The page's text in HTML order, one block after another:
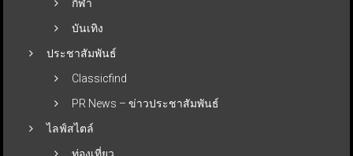
กีฬา
บันเทิง
ประชาสัมพันธ์
Classicfind
PR News – ข่าวประชาสัมพันธ์
ไลฟ์สไตล์
ท่องเที่ยว